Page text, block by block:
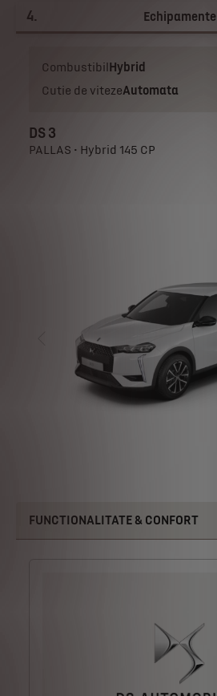
4. Echipamente
DS 3
PALLAS • Hybrid 145 CP
CombustibilHybrid
Cutie de vitezeAutomata
FUNCTIONALITATE & CONFORT